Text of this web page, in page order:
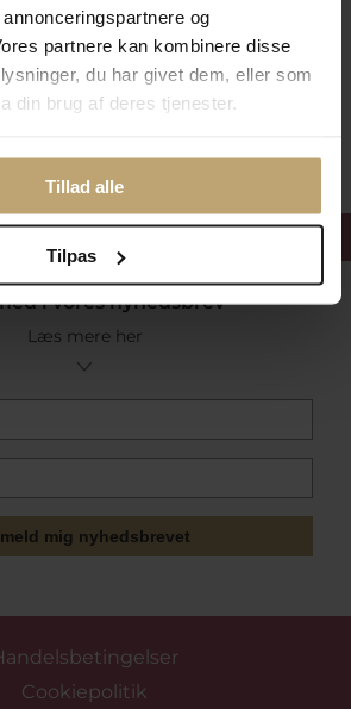
og
partnere kan kombinere disse
du har givet dem, eller som
din brug af deres tjenester.
Tillad alle
Tilpas
velkomstrabat
i vores nyhedsbrev
Læs mere her
mig nyhedsbrevet
Cookiepolitik